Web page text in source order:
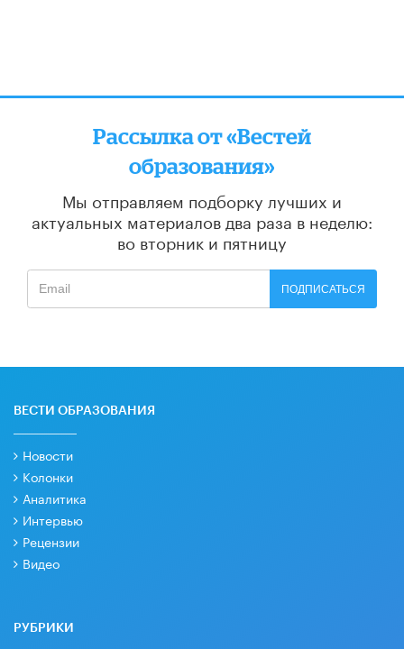
Рассылка от «Вестей
образования»
Мы отправляем подборку лучших и
актуальных материалов два раза в неделю:
во вторник и пятницу
ПОДПИСАТЬСЯ
ВЕСТИ ОБРАЗОВАНИЯ
Новости
Колонки
Аналитика
Интервью
Рецензии
Видео
РУБРИКИ